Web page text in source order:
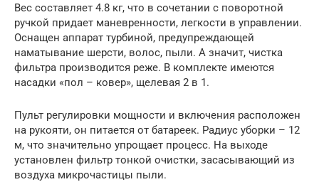
Вес составляет 4.8 кг, что в сочетании с поворотной
ручкой придает маневренности, легкости в управлении.
Оснащен аппарат турбиной, предупреждающей
наматывание шерсти, волос, пыли. А значит, чистка
фильтра производится реже. В комплекте имеются
насадки «пол – ковер», щелевая 2 в 1.
Пульт регулировки мощности и включения расположен
на рукояти, он питается от батареек. Радиус уборки – 12
м, что значительно упрощает процесс. На выходе
установлен фильтр тонкой очистки, засасывающий из
воздуха микрочастицы пыли.